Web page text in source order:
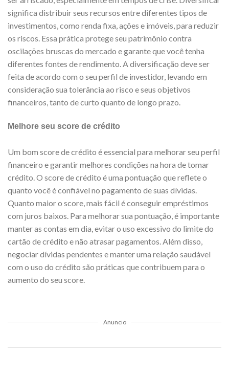
significa distribuir seus recursos entre diferentes tipos de
investimentos, como renda fixa, ações e imóveis, para reduzir
os riscos. Essa prática protege seu patrimônio contra
oscilações bruscas do mercado e garante que você tenha
diferentes fontes de rendimento. A diversificação deve ser
feita de acordo com o seu perfil de investidor, levando em
consideração sua tolerância ao risco e seus objetivos
financeiros, tanto de curto quanto de longo prazo.
Melhore seu score de crédito
Um bom score de crédito é essencial para melhorar seu perfil
financeiro e garantir melhores condições na hora de tomar
crédito. O score de crédito é uma pontuação que reflete o
quanto você é confiável no pagamento de suas dívidas.
Quanto maior o score, mais fácil é conseguir empréstimos
com juros baixos. Para melhorar sua pontuação, é importante
manter as contas em dia, evitar o uso excessivo do limite do
cartão de crédito e não atrasar pagamentos. Além disso,
negociar dívidas pendentes e manter uma relação saudável
com o uso do crédito são práticas que contribuem para o
aumento do seu score.
Anuncio